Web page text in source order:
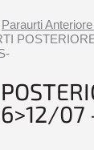
Paraurti
07